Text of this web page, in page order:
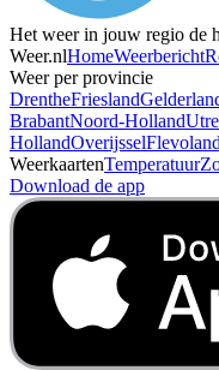
Het weer in jouw regio de
Weer.nlHomeWeerbericht
Weer per provincie
DrentheFriesland
BrabantNoord-Holland
HollandOverijsselFlevoland
WeerkaartenTemperatuur
Download de app